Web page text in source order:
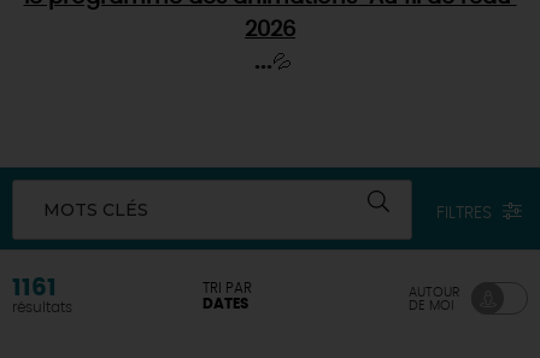
Des sorties en famille dans le Loiret !
Programme des animations "Loiret au fil de l'eau"
DEMAIN
2026
...💦
MOTS CLÉS FILTRES
1161
résultats
TRI PAR
DATES
AUTOUR
DE MOI